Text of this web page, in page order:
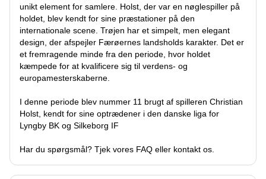
unikt element for samlere. Holst, der var en nøglespiller på
holdet, blev kendt for sine præstationer på den
internationale scene. Trøjen har et simpelt, men elegant
design, der afspejler Færøernes landsholds karakter. Det er
et fremragende minde fra den periode, hvor holdet
kæmpede for at kvalificere sig til verdens- og
europamesterskaberne.
I denne periode blev nummer 11 brugt af spilleren Christian
Holst, kendt for sine optrædener i den danske liga for
Lyngby BK og Silkeborg IF
Har du spørgsmål? Tjek vores FAQ eller kontakt os.